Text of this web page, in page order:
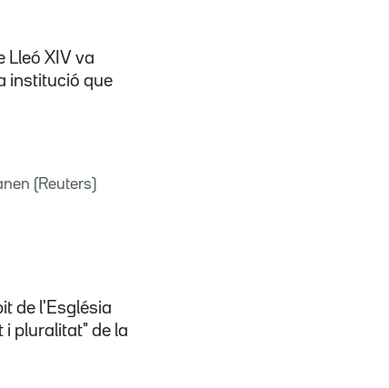
Lleó XIV va
institució que
(Reuters)
de l'Església
i pluralitat" de la